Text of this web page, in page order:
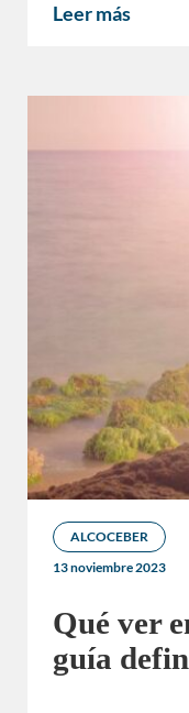
Leer más
ALCOCEBER
13 noviembre 2023
Qué ver
guía